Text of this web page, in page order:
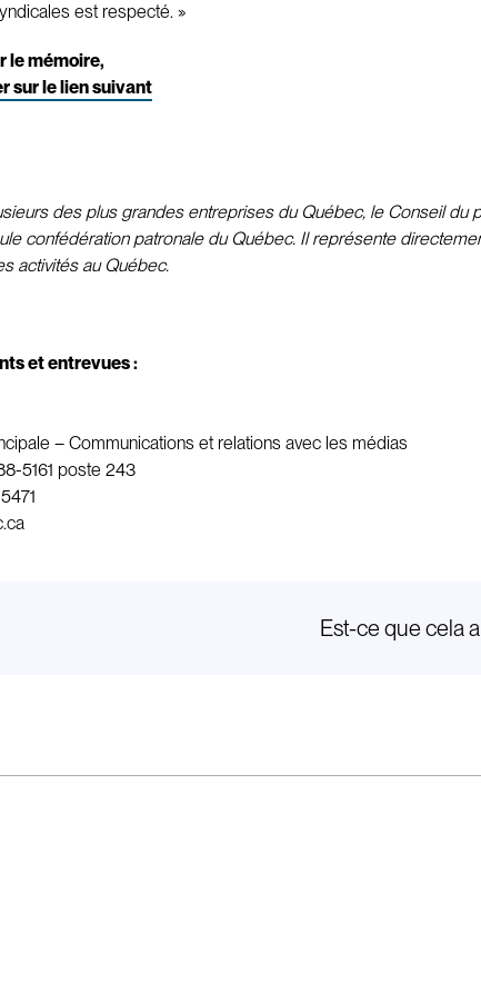
est respecté. »
le mémoire,
sur le lien suivant
des plus grandes entreprises du Québec, le Conseil
confédération patronale du Québec. Il représente
activités au Québec.
et entrevues :
– Communications et relations avec les médias
5161 poste 243
Est-ce que cela